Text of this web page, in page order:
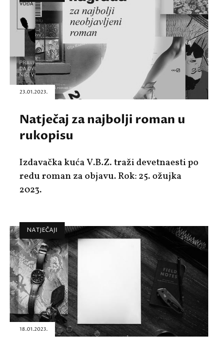
23.01.2023.
Natječaj za najbolji roman u
rukopisu
Izdavačka kuća V.B.Z. traži devetnaesti po
redu roman za objavu. Rok: 25. ožujka
2023.
NATJEČAJI
18.01.2023.